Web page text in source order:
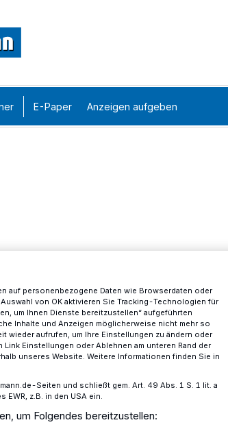
E-Paper Anzeigen aufgeben
auf personenbezogene Daten wie Browserdaten oder
von OK aktivieren Sie Tracking-Technologien für
um Ihnen Dienste bereitzustellen“ aufgeführten
Inhalte und Anzeigen möglicherweise nicht mehr so
wieder aufrufen, um Ihre Einstellungen zu ändern oder
Einstellungen oder Ablehnen am unteren Rand der
unseres Website. Weitere Informationen finden Sie in
Seiten und schließt gem. Art. 49 Abs. 1 S. 1 lit. a
EWR, z.B. in den USA ein.
um Folgendes bereitzustellen: